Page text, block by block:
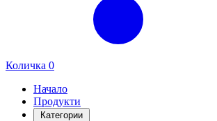
Количка 0
Начало
Продукти
Категории